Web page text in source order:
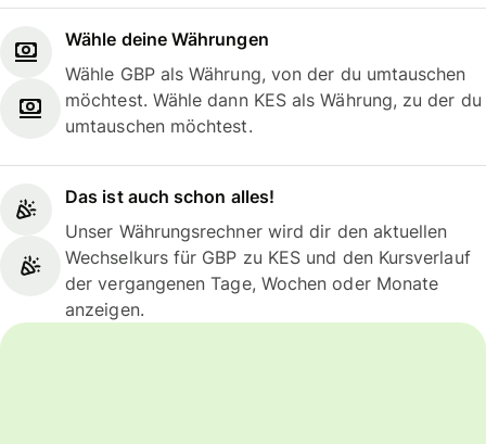
Wähle deine Währungen
Wähle GBP als Währung, von der du umtauschen
möchtest. Wähle dann KES als Währung, zu der du
umtauschen möchtest.
Das ist auch schon alles!
Unser Währungsrechner wird dir den aktuellen
Wechselkurs für GBP zu KES und den Kursverlauf
der vergangenen Tage, Wochen oder Monate
anzeigen.